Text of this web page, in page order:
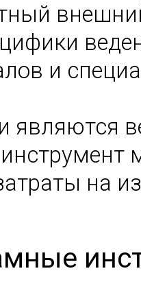
и
являются
на